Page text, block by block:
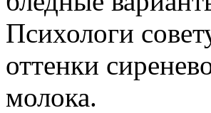
Психологи
оттенки
молока.